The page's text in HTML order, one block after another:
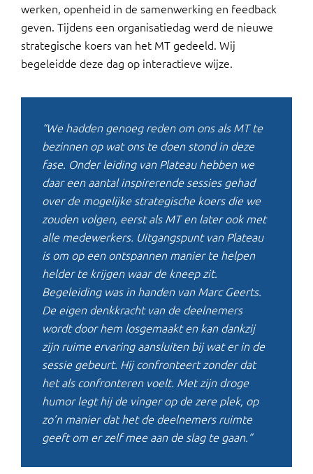
werken, openheid in de samenwerking en feedback
geven. Tijdens een organisatiedag werd de nieuwe
strategische koers van het MT gedeeld. Wij
begeleidde deze dag op interactieve wijze.
“We hadden genoeg reden om ons als MT te
bezinnen op wat ons te doen stond in deze
fase. Onder leiding van Plateau hebben we
daar een aantal inspirerende sessies gehad
over de mogelijke strategische koers die we
zouden volgen, eerst als MT en later ook met
alle medewerkers. Uitgangspunt van Plateau
is om op een ontspannen manier te helpen
helder te krijgen waar de kneep zit.
Begeleiding was in handen van Marc Geerts.
De eigen denkkracht van de deelnemers
wordt door hem losgemaakt en kan dankzij
zijn ruime ervaring aansluiten bij wat er in de
sessie gebeurt. Hij confronteert zonder dat
het als confronteren voelt. Met zijn droge
humor legt hij de vinger op de zere plek, op
zo’n manier dat het de deelnemers ruimte
geeft om er zelf mee aan de slag te gaan.”